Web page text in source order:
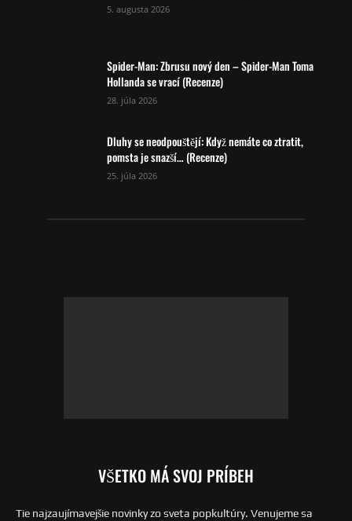
5. augusta 2026
Spider-Man: Zbrusu nový den – Spider-Man Toma
Hollanda se vrací (Recenze)
28. júla 2026
Dluhy se neodpouštějí: Když nemáte co ztratit,
pomsta je snazší… (Recenze)
25. júla 2026
VŠETKO MÁ SVOJ PRÍBEH
Tie najzaujímavejšie novinky zo sveta popkultúry. Venujeme sa